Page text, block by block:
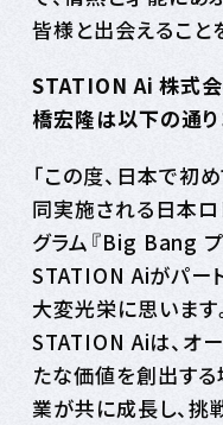
皆様と出会えること
STATION Ai 株式
橋宏隆は以下の通り
「この度、日本で初
同実施される日本ロ
グラム『Big Bang プ
STATION Aiがパー
大変光栄に思います
STATION Aiは、オ
たな価値を創出する
業が共に成長し、挑